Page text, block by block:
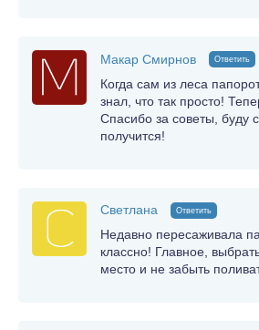
Макар Смирнов Ответить
Когда сам из леса
знал, что так просто!
Спасибо за советы, буду
получится!
Светлана Ответить
Недавно пересаживала
классно! Главное,
место и не забыть